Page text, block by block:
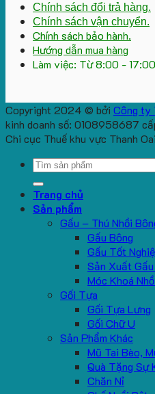
Chính sách đổi trả hàng.
Chính sách vận chuyển.
Chính sách bảo hành.
Hướng dẫn mua hàng
Làm việc: Từ 8:00 -
Copyright 2024 © bởi Công ty
kinh doanh số: 0108958687
Chi cục Thuế khu vực Thanh
Search
Trang chủ
Sản phẩm
Gấu – Thú Nhồi
Gấu Bông
Gấu Tốt
Sản Xuất
Móc Khoá
Gối Tựa
Gối Tựa Lưng
Gối Chữ U
Sản Phẩm Khác
Mũ Tai Bèo,
Quà Tặng Sự
Chăn Nỉ